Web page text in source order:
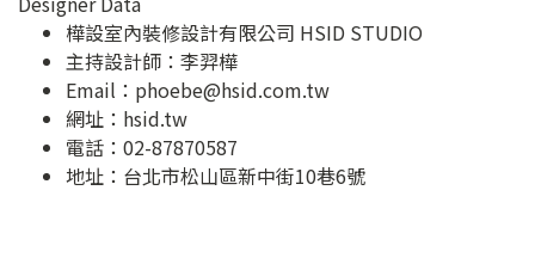
樺設室內裝修設計有限公司 HSID STUDIO
主持設計師：李羿樺
Email： phoebe@hsid.com.tw
網址： hsid.tw
電話：02-87870587
地址： 台北市松山區新中街10巷6號